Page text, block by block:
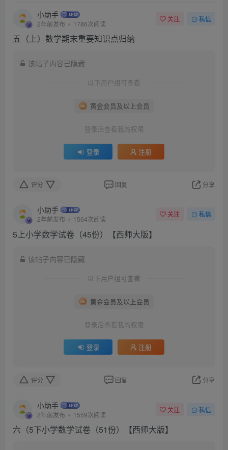
小助手
2年前发布 1786次阅读
关注 私信
五（上）数学期末重要知识点归纳
该帖子内容已隐藏
以下用户组可查看
黄金会员及以上会员
登录后查看我的权限
登录 注册
评分 回复 分享
小助手
2年前发布 1564次阅读
关注 私信
5上小学数学试卷（45份）【西师大版】
该帖子内容已隐藏
以下用户组可查看
黄金会员及以上会员
登录后查看我的权限
登录 注册
评分 回复 分享
小助手
2年前发布 1559次阅读
关注 私信
六（5下小学数学试卷（51份）【西师大版】